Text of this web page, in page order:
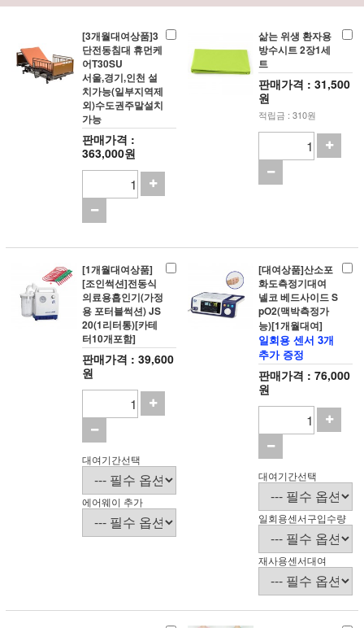
[3개월대여상품]3
단전동침대 휴먼케
어T30SU
서울,경기,인천 설
치가능(일부지역제
외)수도권주말설치
가능
판매가격 :
363,000원
삶는 위생 환자용
방수시트 2장1세
트
판매가격 : 31,500
원
적립금 : 310원
[1개월대여상품]
[조인썩션]전동식
의료용흡인기(가정
용 포터블썩션) JS
20(1리터통)[카테
터10개포함]
판매가격 : 39,600
원
대여기간선택
에어웨이 추가
[대여상품]산소포
화도측정기대여
넬코 베드사이드 S
pO2(맥박측정가
능)[1개월대여]
일회용 센서 3개
추가 증정
판매가격 : 76,000
원
대여기간선택
일회용센서구입수량
재사용센서대여